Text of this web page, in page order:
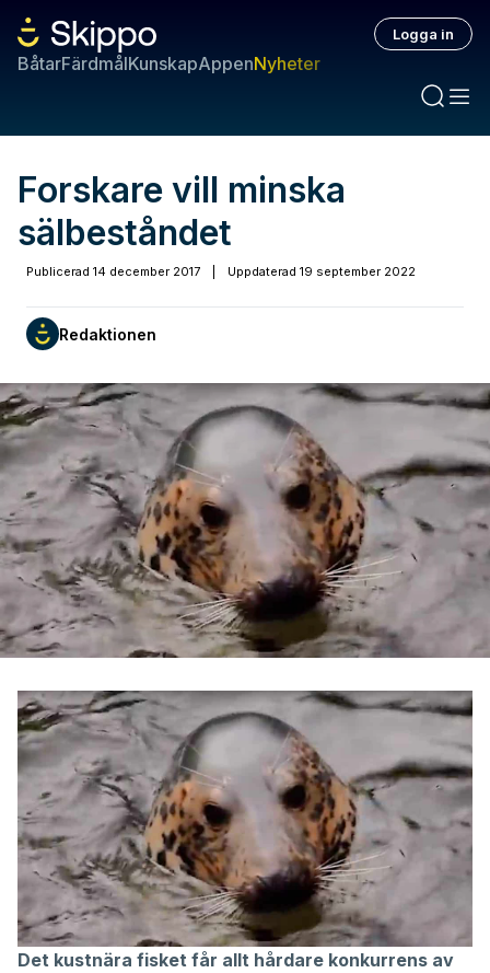
BåtarFärdmålKunskapAppenNyheter
Logga in
Forskare vill minska
sälbeståndet
Publicerad 14 december 2017 Uppdaterad 19 september 2022
Redaktionen
Det kustnära fisket får allt hårdare konkurrens av